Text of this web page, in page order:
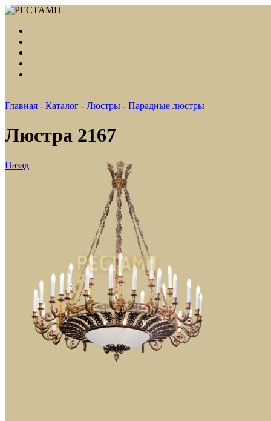
Главная - Каталог - Люстры - Парадные люстры
Люстра 2167
Назад